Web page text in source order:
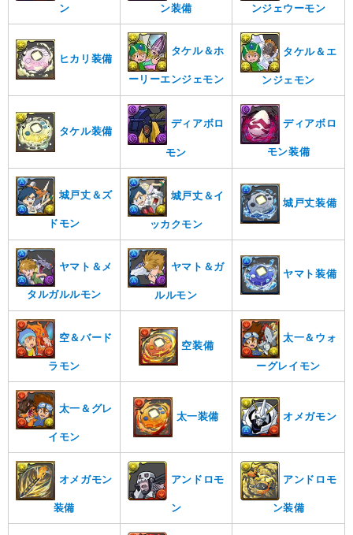
ン ン装備 ンジェウーモン
ヒカリ装備
タケル＆ホ
ーリーエンジェモン
タケル＆エ
ンジェモン
タケル装備
ディアボロ
モン
ディアボロ
モン装備
城戸丈＆ズ
ドモン
城戸丈＆イ
ッカクモン
城戸丈装備
ヤマト＆メ
タルガルルモン
ヤマト＆ガ
ルルモン
ヤマト装備
空＆バード
ラモン
空装備
太一＆ウォ
ーグレイモン
太一＆グレ
イモン
太一装備 オメガモン
オメガモン
装備
アンドロモ
ン
アンドロモ
ン装備